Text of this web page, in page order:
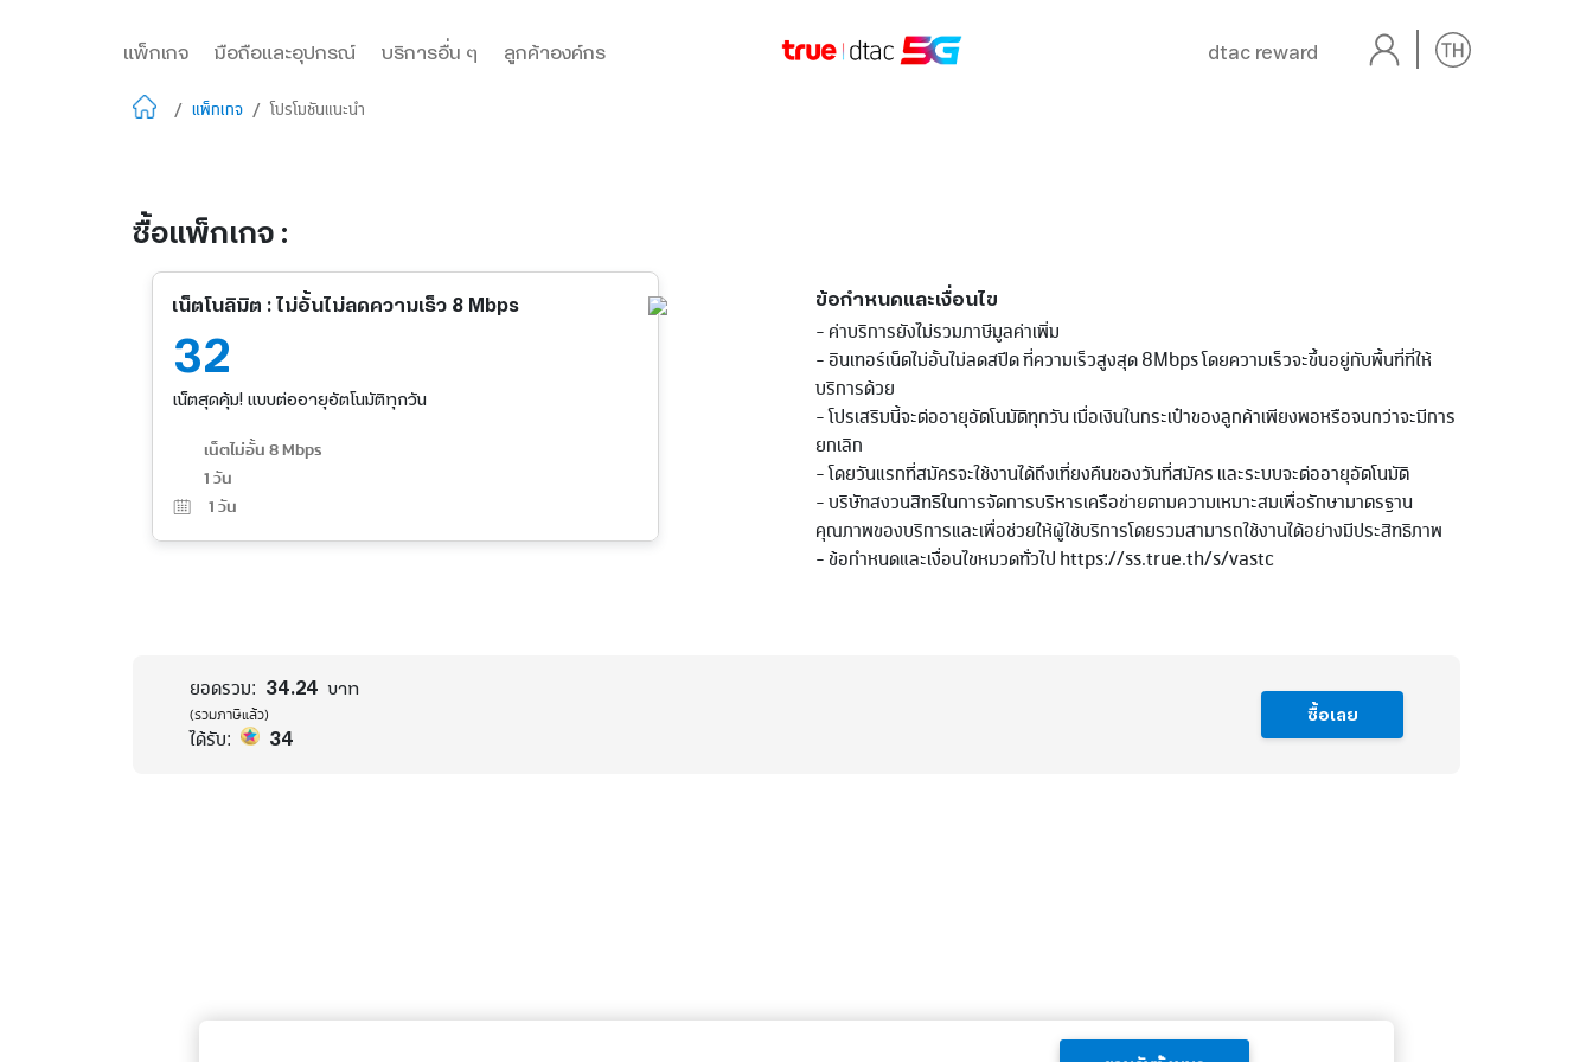
แพ็กเกจ มือถือและอุปกรณ์ บริการอื่น ๆ ลูกค้าองค์กร dtac reward
/ แพ็กเกจ / โปรโมชันแนะนำ
ซื้อแพ็กเกจ :
เน็ตโนลิมิต : ไม่อั้นไม่ลดความเร็ว 8 Mbps
32
เน็ตสุดคุ้ม! แบบต่ออายุอัตโนมัติทุกวัน
เน็ตไม่อั้น 8 Mbps
1 วัน
1 วัน
ข้อกำหนดและเงื่อนไข
- ค่าบริการยังไม่รวมภาษีมูลค่าเพิ่ม
- อินเทอร์เน็ตไม่อั้นไม่ลดสปีด ที่ความเร็วสูงสุด 8Mbps โดยความเร็วจะขึ้นอยู่กับพื้นที่ที่ให้
บริการด้วย
- โปรเสริมนี้จะต่ออายุอัตโนมัติทุกวัน เมื่อเงินในกระเป๋าของลูกค้าเพียงพอหรือจนกว่าจะมีการ
ยกเลิก
- โดยวันแรกที่สมัครจะใช้งานได้ถึงเที่ยงคืนของวันที่สมัคร และระบบจะต่ออายุอัตโนมัติ
- บริษัทสงวนสิทธิในการจัดการบริหารเครือข่ายตามความเหมาะสมเพื่อรักษามาตรฐาน
คุณภาพของบริการและเพื่อช่วยให้ผู้ใช้บริการโดยรวมสามารถใช้งานได้อย่างมีประสิทธิภาพ
- ข้อกำหนดและเงื่อนไขหมวดทั่วไป https://ss.true.th/s/vastc
ยอดรวม: 34.24 บาท
(รวมภาษีแล้ว)
ได้รับ: 34
ซื้อเลย